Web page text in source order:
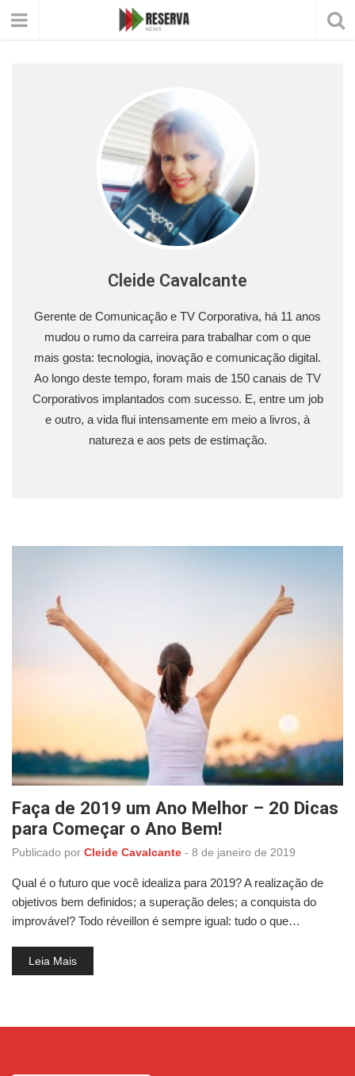
Cleide Cavalcante
Gerente de Comunicação e TV Corporativa, há 11 anos
mudou o rumo da carreira para trabalhar com o que
mais gosta: tecnologia, inovação e comunicação digital.
Ao longo deste tempo, foram mais de 150 canais de TV
Corporativos implantados com sucesso. E, entre um job
e outro, a vida flui intensamente em meio a livros, à
natureza e aos pets de estimação.
Faça de 2019 um Ano Melhor – 20 Dicas
para Começar o Ano Bem!
Publicado por Cleide Cavalcante - 8 de janeiro de 2019
Qual é o futuro que você idealiza para 2019? A realização de
objetivos bem definidos; a superação deles; a conquista do
improvável? Todo réveillon é sempre igual: tudo o que…
Leia Mais